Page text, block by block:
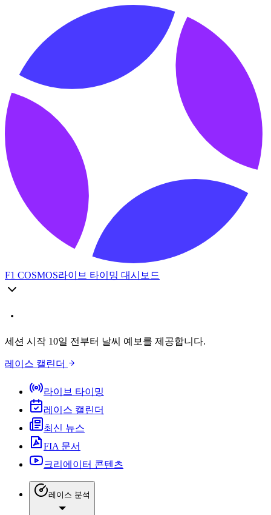
F1 COSMOS라이브 타이밍 대시보드
세션 시작 10일 전부터 날씨 예보를 제공합니다.
레이스 캘린더
라이브 타이밍
레이스 캘린더
최신 뉴스
FIA 문서
크리에이터 콘텐츠
레이스 분석